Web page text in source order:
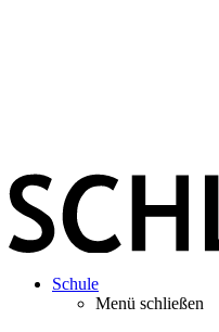
Schule
Menü schließen